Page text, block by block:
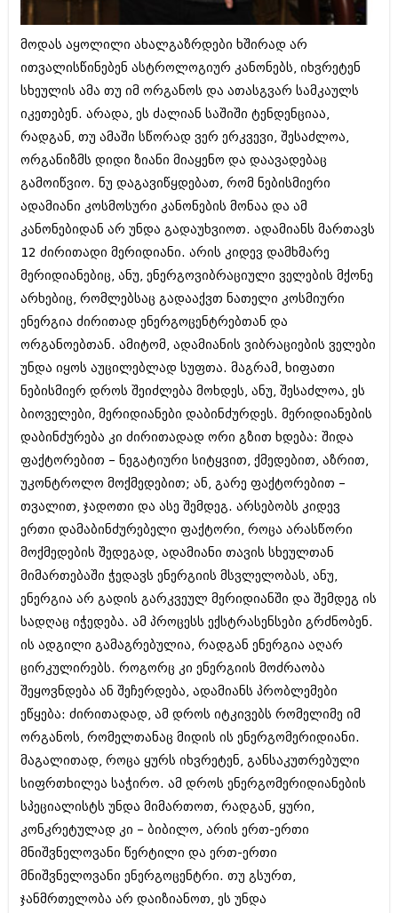
ავტორჩევები
ბელადები
ბიზნესსიახლეები
გვარები
თემიდას სასწორი
იუმორი
კალეიდოსკოპი
ჰოროსკოპი და შეუცნობელი
კრიმინალი
რომანი და დეტექტივი
სახალისო ამბები
შოუბიზნესი
დაიჯესტი
ქალი და მამაკაცი
ისტორია
სხვადასხვა
ანონსი
აგვისტო 2018 (162)
ივლისი 2018 (223)
ივნისი 2018 (244)
მაისი 2018 (211)
აპრილი 2018 (194)
მარტი 2018 (256)
თებერვალი 2018 (208)
იანვარი 2018 (215)
ნოემბერი 2017 (212)
ოქტომბერი 2017 (231)
სექტემბერი 2017 (261)
აგვისტო 2017 (212)
ივლისი 2017 (233)
ივნისი 2017 (265)
ბიზნესსიახლეები
გვარები
თემიდას სასწორი
იუმორი
კალეიდოსკოპი
ჰოროსკოპი და შეუცნობელი
კრიმინალი
რომანი და დეტექტივი
სახალისო ამბები
შოუბიზნესი
დაიჯესტი
ქალი და მამაკაცი
ისტორია
სხვადასხვა
არქივი
ნოემბერი 2020 (103)
ოქტომბერი 2020 (209)
სექტემბერი 2020 (204)
აგვისტო 2020 (249)
ივლისი 2020 (204)
ივნისი 2020 (249)
არქივის ზომის ნახვა
მოდას აყოლილი ახალგაზრდები ხშირად არ
ითვალისწინებენ ასტროლოგიურ კანონებს, იხვრეტენ
სხეულის ამა თუ იმ ორგანოს და ათასგვარ სამკაულს
იკეთებენ. არადა, ეს ძალიან საშიში ტენდენციაა,
რადგან, თუ ამაში სწორად ვერ ერკვევი, შესაძლოა,
ორგანიზმს დიდი ზიანი მიაყენო და დაავადებაც
გამოიწვიო. ნუ დაგავიწყდებათ, რომ ნებისმიერი
ადამიანი კოსმოსური კანონების მონაა და ამ
კანონებიდან არ უნდა გადაუხვიოთ. ადამიანს მართავს
12 ძირითადი მერიდიანი. არის კიდევ დამხმარე
მერიდიანებიც, ანუ, ენერგოვიბრაციული ველების მქონე
არხებიც, რომლებსაც გადააქვთ ნათელი კოსმიური
ენერგია ძირითად ენერგოცენტრებთან და
ორგანოებთან. ამიტომ, ადამიანის ვიბრაციების ველები
უნდა იყოს აუცილებლად სუფთა. მაგრამ, ხიფათი
ნებისმიერ დროს შეიძლება მოხდეს, ანუ, შესაძლოა, ეს
ბიოველები, მერიდიანები დაბინძურდეს. მერიდიანების
დაბინძურება კი ძირითადად ორი გზით ხდება: შიდა
ფაქტორებით – ნეგატიური სიტყვით, ქმედებით, აზრით,
უკონტროლო მოქმედებით; ან, გარე ფაქტორებით –
თვალით, ჯადოთი და ასე შემდეგ. არსებობს კიდევ
ერთი დამაბინძურებელი ფაქტორი, როცა არასწორი
მოქმედების შედეგად, ადამიანი თავის სხეულთან
მიმართებაში ჭედავს ენერგიის მსვლელობას, ანუ,
ენერგია არ გადის გარკვეულ მერიდიანში და შემდეგ ის
სადღაც იჭედება. ამ პროცესს ექსტრასენსები გრძნობენ.
ის ადგილი გამაგრებულია, რადგან ენერგია აღარ
ცირკულირებს. როგორც კი ენერგიის მოძრაობა
შეყოვნდება ან შეჩერდება, ადამიანს პრობლემები
ეწყება: ძირითადად, ამ დროს იტკივებს რომელიმე იმ
ორგანოს, რომელთანაც მიდის ის ენერგომერიდიანი.
მაგალითად, როცა ყურს იხვრეტენ, განსაკუთრებული
სიფრთხილეა საჭირო. ამ დროს ენერგომერიდიანების
სპეციალისტს უნდა მიმართოთ, რადგან, ყური,
კონკრეტულად კი – ბიბილო, არის ერთ-ერთი
მნიშვნელოვანი წერტილი და ერთ-ერთი
მნიშვნელოვანი ენერგოცენტრი. თუ გსურთ,
ჯანმრთელობა არ დაიზიანოთ, ეს უნდა